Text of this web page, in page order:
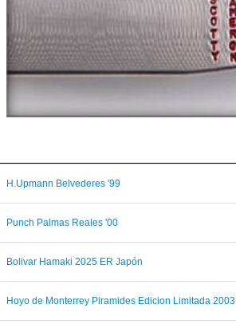
H.Upmann Belvederes '99
Punch Palmas Reales '00
Bolivar Hamaki 2025 ER Japón
Hoyo de Monterrey Piramides Edicion Limitada 2003